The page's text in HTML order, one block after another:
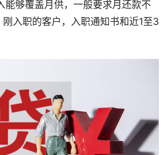
能够覆盖月供，一般要求月还款不
入职的客户，入职通知书和近1至3